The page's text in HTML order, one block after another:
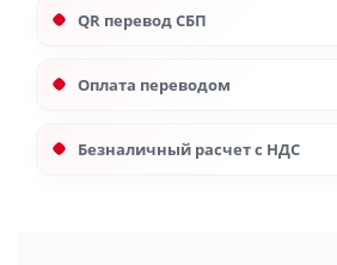
QR перевод СБП
Оплата переводом
Безналичный расчет с НДС